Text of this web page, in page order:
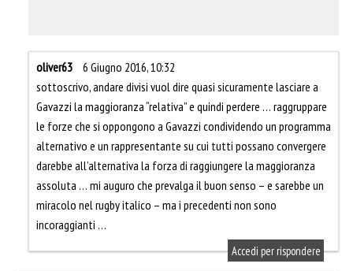
oliver63
6 Giugno 2016, 10:32
sottoscrivo, andare divisi vuol dire quasi sicuramente lasciare a
Gavazzi la maggioranza “relativa” e quindi perdere … raggruppare
le forze che si oppongono a Gavazzi condividendo un programma
alternativo e un rappresentante su cui tutti possano convergere
darebbe all’alternativa la forza di raggiungere la maggioranza
assoluta … mi auguro che prevalga il buon senso – e sarebbe un
miracolo nel rugby italico – ma i precedenti non sono
incoraggianti …
Accedi per rispondere